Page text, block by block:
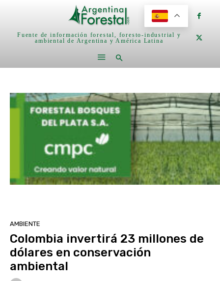
Fuente de información forestal, foresto-industrial y
ambiental de Argentina y América Latina
AMBIENTE
Colombia invertirá 23 millones de
dólares en conservación
ambiental